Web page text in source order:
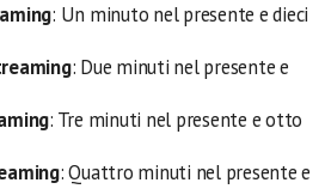
: Un minuto nel presente e dieci
: Due minuti nel presente e
: Tre minuti nel presente e otto
: Quattro minuti nel presente e